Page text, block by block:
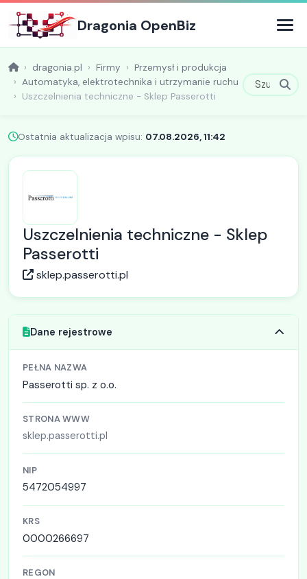
Dragonia OpenBiz
dragonia.pl Firmy
Przemysł i produkcja
Automatyka, elektrotechnika i utrzymanie ruchu
Uszczelnienia techniczne - Sklep Passerotti
Ostatnia aktualizacja wpisu: 07.08.2026, 11:42
Uszczelnienia techniczne - Sklep
Passerotti
sklep.passerotti.pl
Dane rejestrowe
PEŁNA NAZWA
Passerotti sp. z o.o.
STRONA WWW
sklep.passerotti.pl
NIP
5472054997
KRS
0000266697
REGON